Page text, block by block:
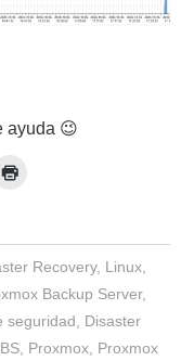
ayuda 😉
Recovery, Linux,
Backup Server,
seguridad
Disaster
Proxmox Proxmox